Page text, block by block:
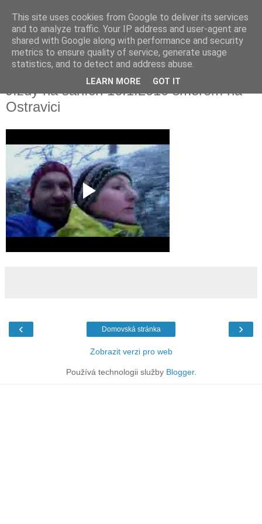
Jízdy na saních
Videozáběry z mobilu - seřazeno od posledního k prvnímu
Jízdy na saních 16.1.2010 směrem na
Ostravici
‹ ›
Domovská stránka
Zobrazit verzi pro web
Používá technologii služby Blogger.
This site uses cookies from Google to deliver its services
and to analyze traffic. Your IP address and user-agent are
shared with Google along with performance and security
metrics to ensure quality of service, generate usage
statistics, and to detect and address abuse.
LEARN MORE GOT IT